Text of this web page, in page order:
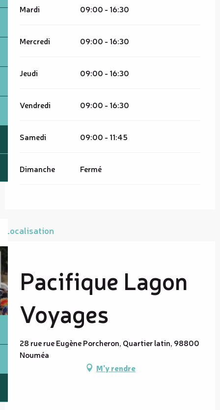
Mardi 09:00 - 16:30
Mercredi 09:00 - 16:30
Jeudi 09:00 - 16:30
Vendredi 09:00 - 16:30
Samedi 09:00 - 11:45
Dimanche Fermé
Localisation
Pacifique Lagon
Voyages
28 rue rue Eugène Porcheron, Quartier latin, 98800
Nouméa
M'y rendre